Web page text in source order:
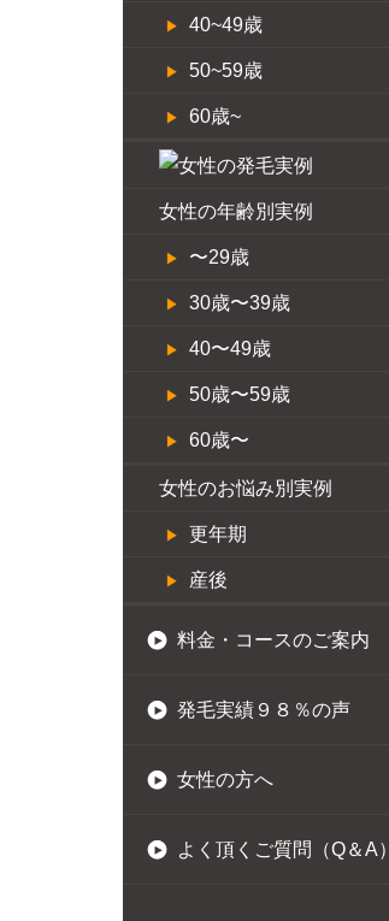
40~49歳
50~59歳
60歳~
女性の年齢別実例
〜29歳
30歳〜39歳
40〜49歳
50歳〜59歳
60歳〜
女性のお悩み別実例
更年期
産後
料金・コースのご案内
発毛実績９８％の声
女性の方へ
よく頂くご質問（Q＆A）